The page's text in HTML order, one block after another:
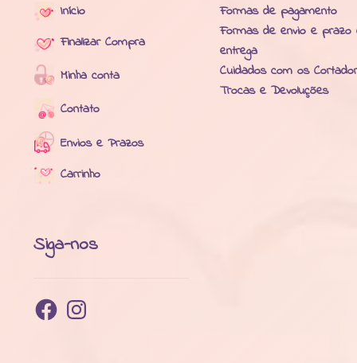
Início
Finalizar Compra
Minha conta
Contato
Envios e Prazos
Carrinho
Siga-nos
FacebookInstagram
Formas de pagamento
Formas de envio e prazo
entrega
Cuidados com os
Trocas e Devoluções